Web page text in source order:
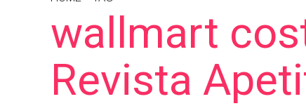
wallmart
Revista